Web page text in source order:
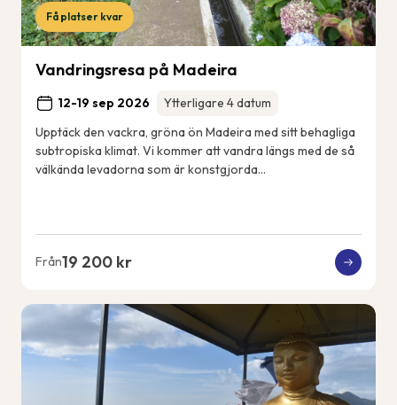
Få platser kvar
Vandringsresa på Madeira
12-19 sep 2026
Ytterligare 4 datum
Upptäck den vackra, gröna ön Madeira med sitt behagliga
subtropiska klimat. Vi kommer att vandra längs med de så
välkända levadorna som är konstgjorda
Från19 200 kr